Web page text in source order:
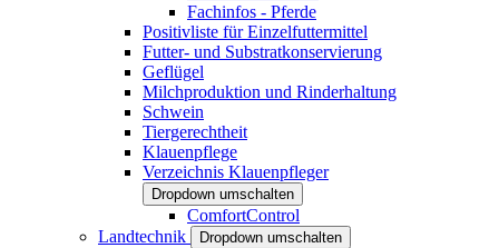
Fachinfos - Pferde
Positivliste für Einzelfuttermittel
Futter- und Substratkonservierung
Geflügel
Milchproduktion und Rinderhaltung
Schwein
Tiergerechtheit
Klauenpflege
Verzeichnis Klauenpfleger
Dropdown umschalten
ComfortControl
Landtechnik
Dropdown umschalten